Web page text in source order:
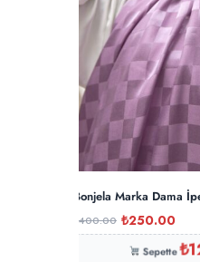
Bonjela Marka Dama
400.00 ₺250.00
Sepette₺